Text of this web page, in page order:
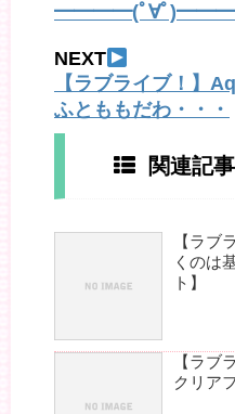
━━━━(ﾟ∀ﾟ
NEXT
【ラブライブ！】
ふとももだわ・・・
関連記事
【ラブ
くのは
ト】
【ラブ
クリア